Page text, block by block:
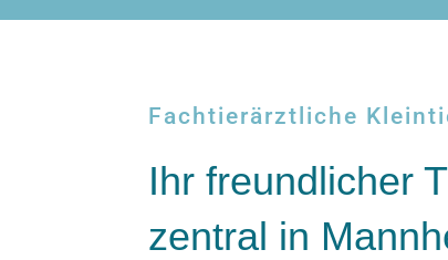
Fachtierärztliche
Ihr freundlicher
zentral in